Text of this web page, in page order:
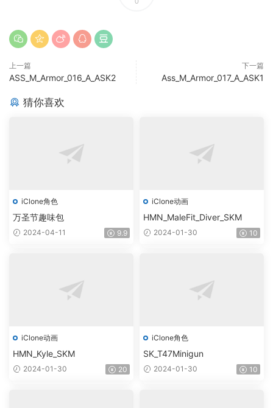
上一篇
ASS_M_Armor_016_A_ASK2
下一篇
Ass_M_Armor_017_A_ASK1
猜你喜欢
iClone角色
万圣节趣味包
2024-04-11 9.9
iClone动画
HMN_MaleFit_Diver_SKM
2024-01-30 10
iClone动画
HMN_Kyle_SKM
2024-01-30 20
iClone角色
SK_T47Minigun
2024-01-30 10